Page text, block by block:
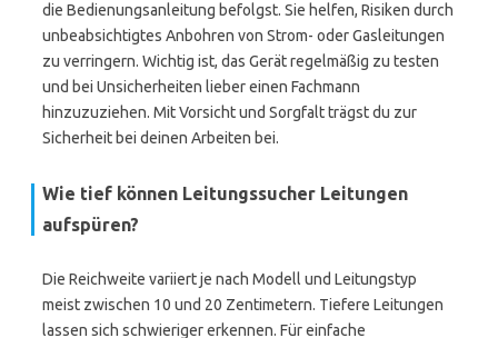
die Bedienungsanleitung befolgst. Sie helfen, Risiken durch
unbeabsichtigtes Anbohren von Strom- oder Gasleitungen
zu verringern. Wichtig ist, das Gerät regelmäßig zu testen
und bei Unsicherheiten lieber einen Fachmann
hinzuzuziehen. Mit Vorsicht und Sorgfalt trägst du zur
Sicherheit bei deinen Arbeiten bei.
Wie tief können Leitungssucher Leitungen
aufspüren?
Die Reichweite variiert je nach Modell und Leitungstyp
meist zwischen 10 und 20 Zentimetern. Tiefere Leitungen
lassen sich schwieriger erkennen. Für einfache